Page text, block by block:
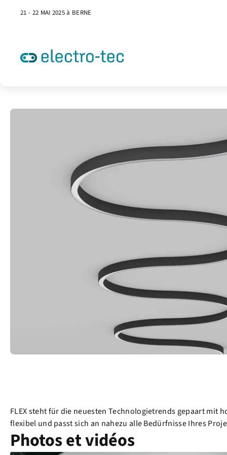
21 - 22 MAI 2025 à BERNE
FLEX steht für die neuesten Technologietrends gepaart
flexibel und passt sich an nahezu alle Bedürfnisse Ihres
Photos et vidéos